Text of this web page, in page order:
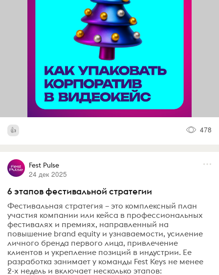
478
Fest Pulse
24 дек 2025
6 этапов фестивальной стратегии
Фестивальная стратегия – это комплексный план
участия компании или кейса в профессиональных
фестивалях и премиях, направленный на
повышение brand equity и узнаваемости, усиление
личного бренда первого лица, привлечение
клиентов и укрепление позиций в индустрии. Ее
разработка занимает у команды Fest Keys не менее
2-х недель и включает несколько этапов: